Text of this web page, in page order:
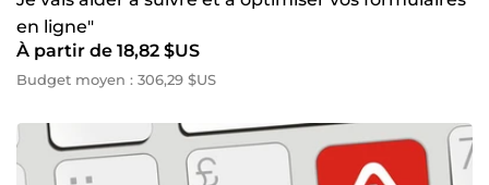
en ligne"
À partir de 18,82 $US
Budget moyen : 306,29 $US